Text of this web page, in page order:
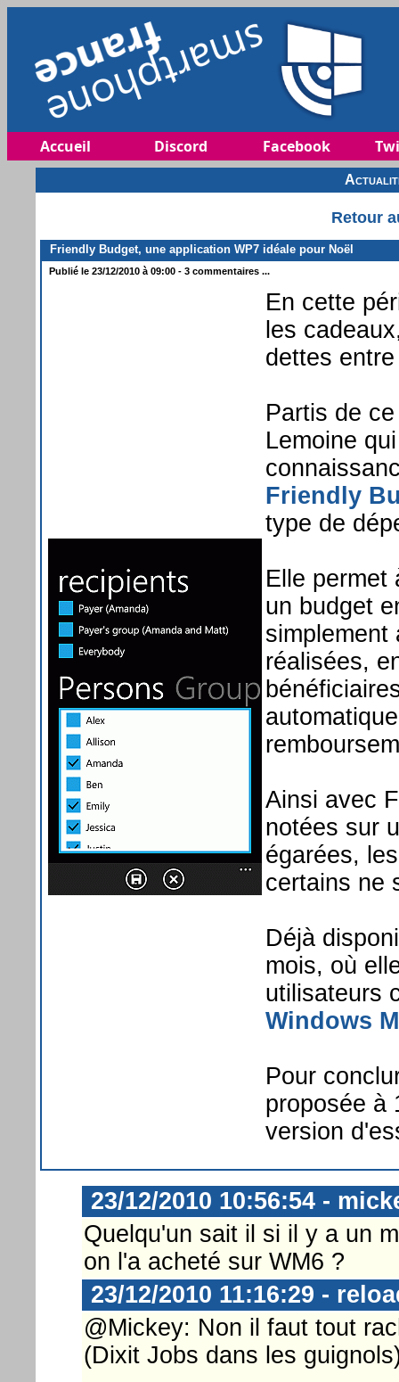
Accueil Discord Facebook
Retour
Friendly Budget, une application WP7 idéale pour Noël
Publié le 23/12/2010 à 09:00 - 3 commentaires ...
En cette
les
dettes
Partis de
Lemoine
Friendly
type de
Elle permet
un budget
simplement
réalisées,
Ainsi avec
notées sur
égarées,
certains ne
Déjà
mois, où
utilisateurs
Windows
Pour
proposée à
version
23/12/2010 10:56:54 -
Quelqu'un sait il si il y a un
on l'a acheté sur WM6 ?
23/12/2010 11:16:29 -
@Mickey: Non il faut tout
(Dixit Jobs dans les